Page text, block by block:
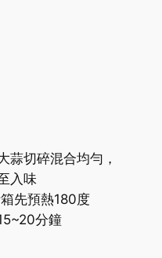
蒜切碎混合均勻，
入味
先預熱180度
分鐘